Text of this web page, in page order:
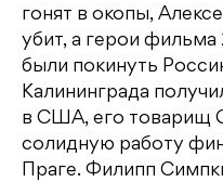
гонят в окопы,
убит, а герои
были покинуть
Калининграда
в США, его товарищ
солидную работу
Праге. Филипп